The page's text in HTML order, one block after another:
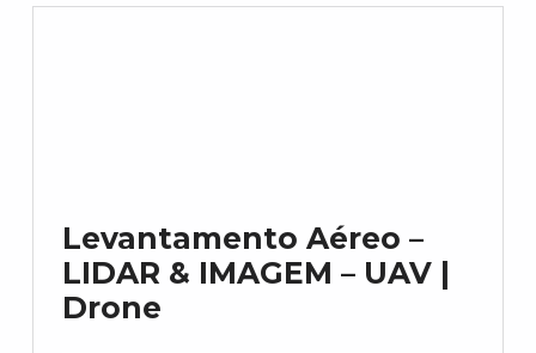
Levantamento Aéreo –
LIDAR & IMAGEM – UAV |
Drone